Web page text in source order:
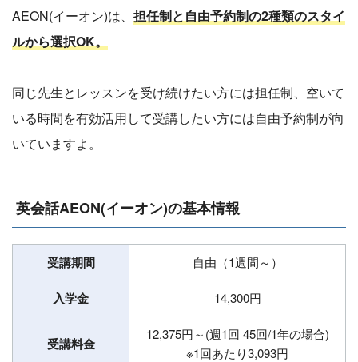
AEON(イーオン)は、 担任制と自由予約制の2種類のスタイ
ルから選択OK。
同じ先生とレッスンを受け続けたい方には担任制、空いて
いる時間を有効活用して受講したい方には自由予約制が向
いていますよ。
英会話AEON(イーオン)の基本情報
受講期間 自由（1週間～）
入学金 14,300円
受講料金
12,375円～(週1回 45回/1年の場合)
※1回あたり3,093円